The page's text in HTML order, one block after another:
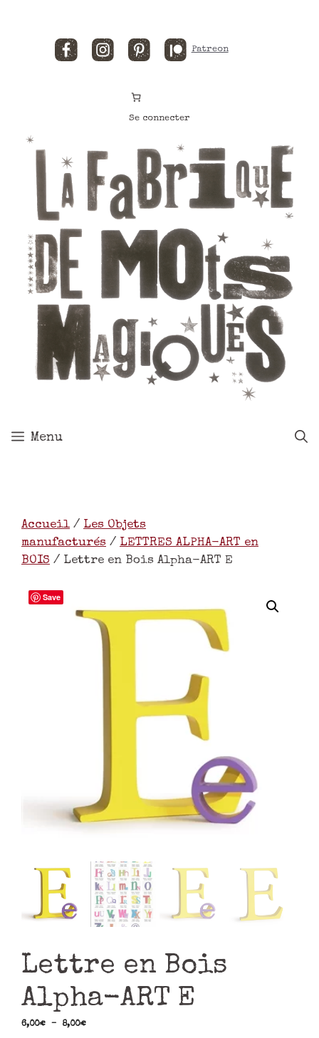
FacebookInstagramPinterestPatreon
Se connecter
Menu
Accueil/ Les Objets
manufacturés / LETTRES ALPHA-ART en
BOIS / Lettre en Bois Alpha-ART E
Save
Lettre en Bois
Alpha-ART E
6,00€ – 8,00€